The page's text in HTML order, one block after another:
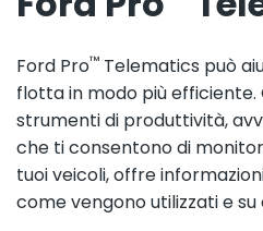
Ford Pro™ Telematics può
flotta in modo più
strumenti di produttività,
che ti consentono di
tuoi veicoli, offre
come vengono utilizzati e